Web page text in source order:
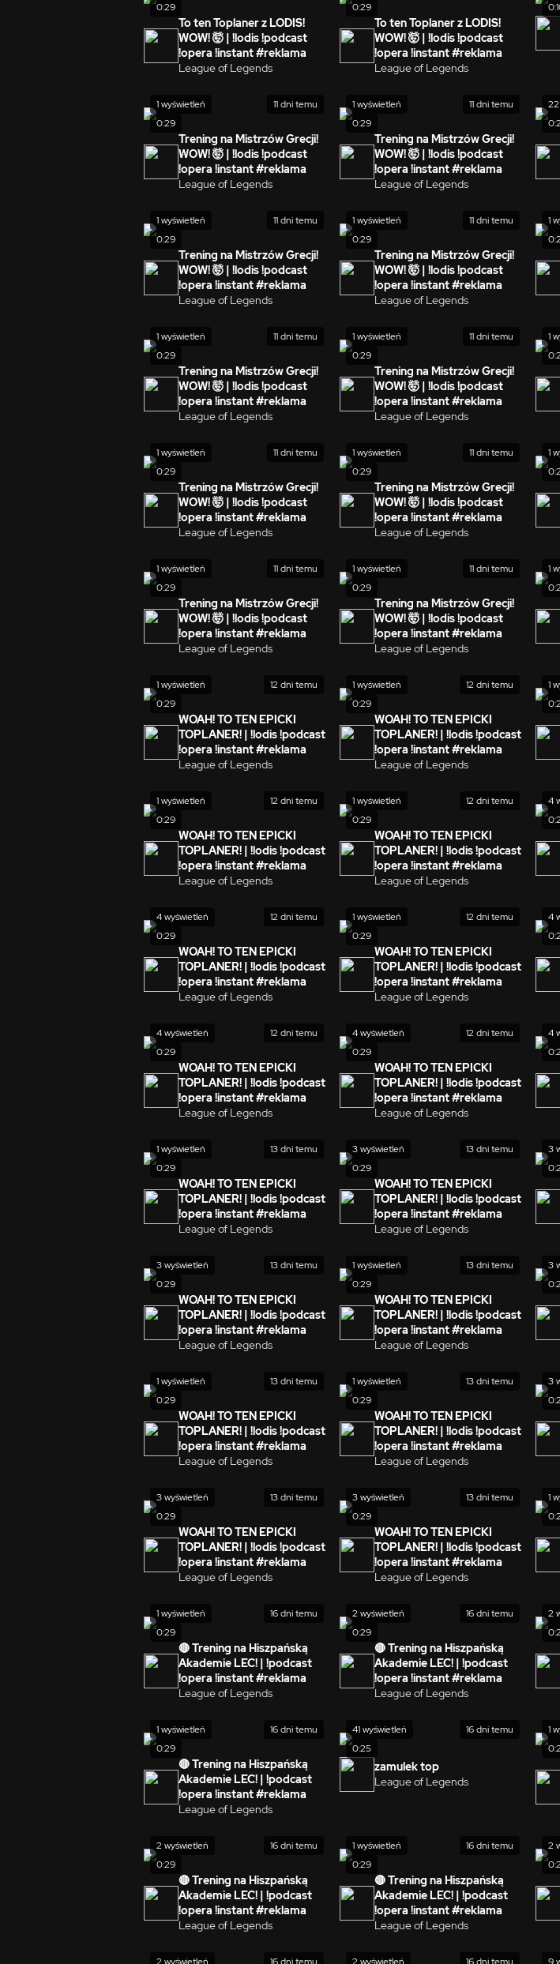
0:29
To ten Toplaner z LODIS!
WOW! 🤯 | !lodis !podcast
!opera !instant #reklama
League of Legends
0:29
To ten Toplaner z LODIS!
WOW! 🤯 | !lodis !podcast
!opera !instant #reklama
League of Legends
0:29
1 wyświetleń 11 dni temu
Trening na Mistrzów Grecji!
WOW! 🤯 | !lodis !podcast
!opera !instant #reklama
League of Legends
0:29
1 wyświetleń 11 dni temu
Trening na Mistrzów Grecji!
WOW! 🤯 | !lodis !podcast
!opera !instant #reklama
League of Legends
0:29
1 wyświetleń 11 dni temu
Trening na Mistrzów Grecji!
WOW! 🤯 | !lodis !podcast
!opera !instant #reklama
League of Legends
0:29
1 wyświetleń 11 dni temu
Trening na Mistrzów Grecji!
WOW! 🤯 | !lodis !podcast
!opera !instant #reklama
League of Legends
1
0:29
1 wyświetleń 11 dni temu
Trening na Mistrzów Grecji!
WOW! 🤯 | !lodis !podcast
!opera !instant #reklama
League of Legends
0:29
1 wyświetleń 11 dni temu
Trening na Mistrzów Grecji!
WOW! 🤯 | !lodis !podcast
!opera !instant #reklama
League of Legends
1
0:29
1 wyświetleń 11 dni temu
Trening na Mistrzów Grecji!
WOW! 🤯 | !lodis !podcast
!opera !instant #reklama
League of Legends
0:29
1 wyświetleń 11 dni temu
Trening na Mistrzów Grecji!
WOW! 🤯 | !lodis !podcast
!opera !instant #reklama
League of Legends
1
0:29
1 wyświetleń 11 dni temu
Trening na Mistrzów Grecji!
WOW! 🤯 | !lodis !podcast
!opera !instant #reklama
League of Legends
0:29
1 wyświetleń 11 dni temu
Trening na Mistrzów Grecji!
WOW! 🤯 | !lodis !podcast
!opera !instant #reklama
League of Legends
1
0:29
1 wyświetleń 12 dni temu
WOAH! TO TEN EPICKI
TOPLANER! | !lodis !podcast
!opera !instant #reklama
League of Legends
0:29
1 wyświetleń 12 dni temu
WOAH! TO TEN EPICKI
TOPLANER! | !lodis !podcast
!opera !instant #reklama
League of Legends
1
0:29
1 wyświetleń 12 dni temu
WOAH! TO TEN EPICKI
TOPLANER! | !lodis !podcast
!opera !instant #reklama
League of Legends
0:29
1 wyświetleń 12 dni temu
WOAH! TO TEN EPICKI
TOPLANER! | !lodis !podcast
!opera !instant #reklama
League of Legends
4
0:29
4 wyświetleń 12 dni temu
WOAH! TO TEN EPICKI
TOPLANER! | !lodis !podcast
!opera !instant #reklama
League of Legends
0:29
1 wyświetleń 12 dni temu
WOAH! TO TEN EPICKI
TOPLANER! | !lodis !podcast
!opera !instant #reklama
League of Legends
4
0:29
4 wyświetleń 12 dni temu
WOAH! TO TEN EPICKI
TOPLANER! | !lodis !podcast
!opera !instant #reklama
League of Legends
0:29
4 wyświetleń 12 dni temu
WOAH! TO TEN EPICKI
TOPLANER! | !lodis !podcast
!opera !instant #reklama
League of Legends
4
0:29
1 wyświetleń 13 dni temu
WOAH! TO TEN EPICKI
TOPLANER! | !lodis !podcast
!opera !instant #reklama
League of Legends
0:29
3 wyświetleń 13 dni temu
WOAH! TO TEN EPICKI
TOPLANER! | !lodis !podcast
!opera !instant #reklama
League of Legends
3
0:29
3 wyświetleń 13 dni temu
WOAH! TO TEN EPICKI
TOPLANER! | !lodis !podcast
!opera !instant #reklama
League of Legends
0:29
1 wyświetleń 13 dni temu
WOAH! TO TEN EPICKI
TOPLANER! | !lodis !podcast
!opera !instant #reklama
League of Legends
3
0:29
1 wyświetleń 13 dni temu
WOAH! TO TEN EPICKI
TOPLANER! | !lodis !podcast
!opera !instant #reklama
League of Legends
0:29
1 wyświetleń 13 dni temu
WOAH! TO TEN EPICKI
TOPLANER! | !lodis !podcast
!opera !instant #reklama
League of Legends
3
0:29
3 wyświetleń 13 dni temu
WOAH! TO TEN EPICKI
TOPLANER! | !lodis !podcast
!opera !instant #reklama
League of Legends
0:29
3 wyświetleń 13 dni temu
WOAH! TO TEN EPICKI
TOPLANER! | !lodis !podcast
!opera !instant #reklama
League of Legends
1
0:29
1 wyświetleń 16 dni temu
🔴 Trening na Hiszpańską
Akademie LEC! | !podcast
!opera !instant #reklama
League of Legends
0:29
2 wyświetleń 16 dni temu
🔴 Trening na Hiszpańską
Akademie LEC! | !podcast
!opera !instant #reklama
League of Legends
2
0:29
1 wyświetleń 16 dni temu
🔴 Trening na Hiszpańską
Akademie LEC! | !podcast
!opera !instant #reklama
League of Legends
0:25
41 wyświetleń 16 dni temu
zamulek top
League of Legends
1
0:29
2 wyświetleń 16 dni temu
🔴 Trening na Hiszpańską
Akademie LEC! | !podcast
!opera !instant #reklama
League of Legends
0:29
1 wyświetleń 16 dni temu
🔴 Trening na Hiszpańską
Akademie LEC! | !podcast
!opera !instant #reklama
League of Legends
2